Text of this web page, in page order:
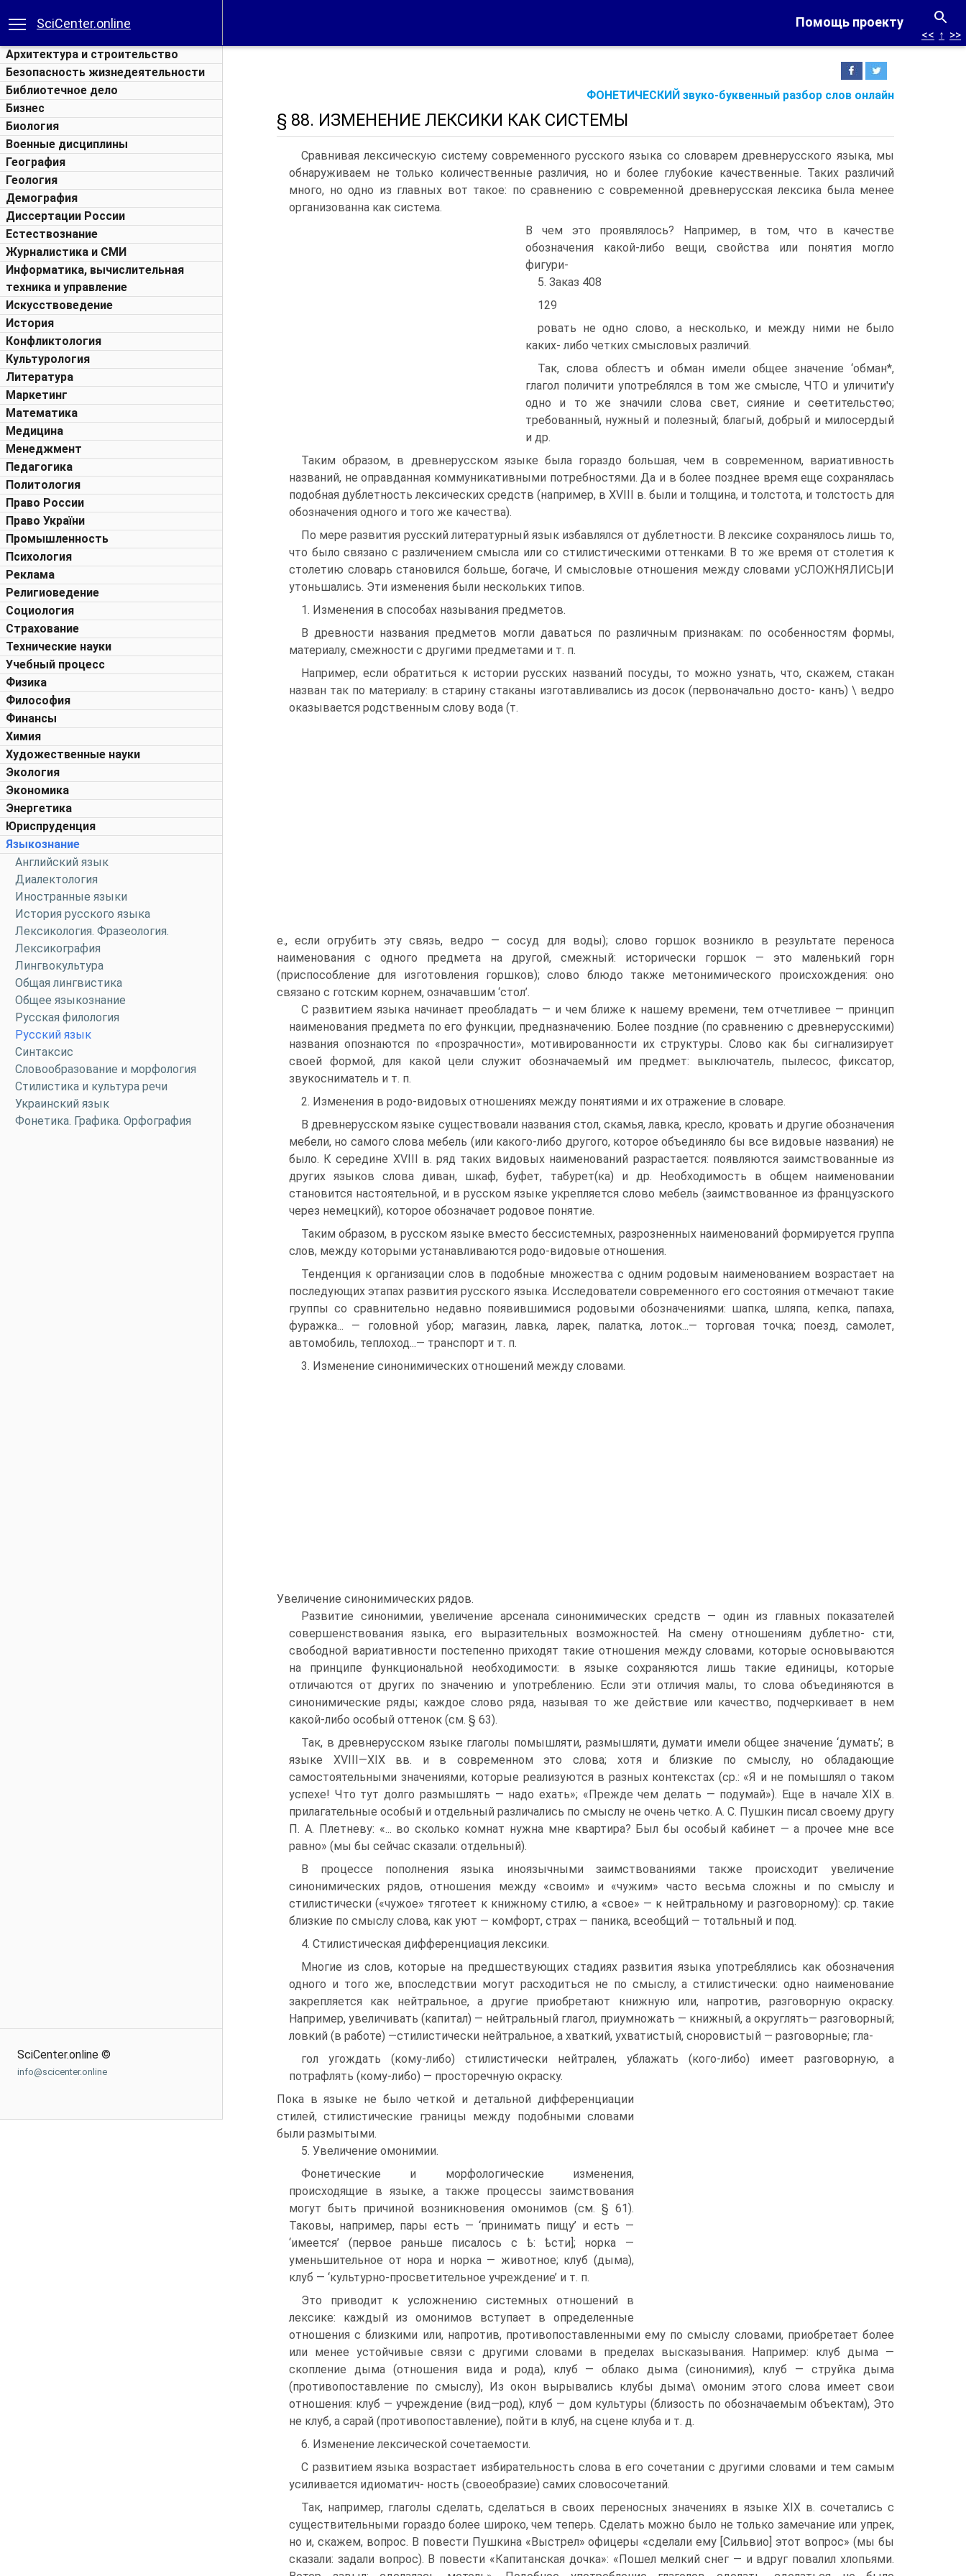
Помощь проекту
SciCenter.online
Архитектура и строительство
Безопасность жизнедеятельности
Библиотечное дело
Бизнес
Биология
Военные дисциплины
География
Геология
Демография
Диссертации России
Естествознание
Журналистика и СМИ
Информатика, вычислительная
техника и управление
Искусствоведение
История
Конфликтология
Культурология
Литература
Маркетинг
Математика
Медицина
Менеджмент
Педагогика
Политология
Право России
Право України
Промышленность
Психология
Реклама
Религиоведение
Социология
Страхование
Технические науки
Учебный процесс
Физика
Философия
Финансы
Химия
Художественные науки
Экология
Экономика
Энергетика
Юриспруденция
Языкознание
Английский язык
Диалектология
Иностранные языки
История русского языка
Лексикология. Фразеология.
Лексикография
Лингвокультура
Общая лингвистика
Общее языкознание
Русская филология
Русский язык
Синтаксис
Словообразование и морфология
Стилистика и культура речи
Украинский язык
Фонетика. Графика. Орфография
SciCenter.online ©
info@scicenter.online
ФОНЕТИЧЕСКИЙ звуко-буквенный разбор слов онлайн
<< ↑ >>
§ 88. ИЗМЕНЕНИЕ ЛЕКСИКИ КАК СИСТЕМЫ
Сравнивая лексическую систему современного русского языка со словарем древнерусского языка, мы
обнаруживаем не только количественные различия, но и более глубокие качественные. Таких различий
много, но одно из главных вот такое: по сравнению с современной древнерусская лексика была менее
организованна как система.
В чем это проявлялось? Например, в том, что в качестве
обозначения какой-либо вещи, свойства или понятия могло
фигури-
5. Заказ 408
129
ровать не одно слово, а несколько, и между ними не было
каких- либо четких смысловых различий.
Так, слова облестъ и обман имели общее значение ‘обман*,
глагол поличити употреблялся в том же смысле, ЧТО и уличити'у
одно и то же значили слова свет, сияние и сѳетительстѳо;
требованный, нужный и полезный; благый, добрый и милосердый
и др.
Таким образом, в древнерусском языке была гораздо большая, чем в современном, вариативность
названий, не оправданная коммуникативными потребностями. Да и в более позднее время еще сохранялась
подобная дублетность лексических средств (например, в XVIII в. были и толщина, и толстота, и толстость для
обозначения одного и того же качества).
По мере развития русский литературный язык избавлялся от дублетности. В лексике сохранялось лишь то,
что было связано с различением смысла или со стилистическими оттенками. В то же время от столетия к
столетию словарь становился больше, богаче, И смысловые отношения между словами уСЛОЖНЯЛИСЬ|И
утоньшались. Эти изменения были нескольких типов.
1. Изменения в способах называния предметов.
В древности названия предметов могли даваться по различным признакам: по особенностям формы,
материалу, смежности с другими предметами и т. п.
Например, если обратиться к истории русских названий посуды, то можно узнать, что, скажем, стакан
назван так по материалу: в старину стаканы изготавливались из досок (первоначально досто- канъ) \ ведро
оказывается родственным слову вода (т.
е., если огрубить эту связь, ведро — сосуд для воды); слово горшок возникло в результате переноса
наименования с одного предмета на другой, смежный: исторически горшок — это маленький горн
(приспособление для изготовления горшков); слово блюдо также метонимического происхождения: оно
связано с готским корнем, означавшим ‘стол’.
С развитием языка начинает преобладать — и чем ближе к нашему времени, тем отчетливее — принцип
наименования предмета по его функции, предназначению. Более поздние (по сравнению с древнерусскими)
названия опознаются по «прозрачности», мотивированности их структуры. Слово как бы сигнализирует
своей формой, для какой цели служит обозначаемый им предмет: выключатель, пылесос, фиксатор,
звукосниматель и т. п.
2. Изменения в родо-видовых отношениях между понятиями и их отражение в словаре.
В древнерусском языке существовали названия стол, скамья, лавка, кресло, кровать и другие обозначения
мебели, но самого слова мебель (или какого-либо другого, которое объединяло бы все видовые названия) не
было. К середине XVIII в. ряд таких видовых наименований разрастается: появляются заимствованные из
других языков слова диван, шкаф, буфет, табурет(ка) и др. Необходимость в общем наименовании
становится настоятельной, и в русском языке укрепляется слово мебель (заимствованное из французского
через немецкий), которое обозначает родовое понятие.
Таким образом, в русском языке вместо бессистемных, разрозненных наименований формируется группа
слов, между которыми устанавливаются родо-видовые отношения.
Тенденция к организации слов в подобные множества с одним родовым наименованием возрастает на
последующих этапах развития русского языка. Исследователи современного его состояния отмечают такие
группы со сравнительно недавно появившимися родовыми обозначениями: шапка, шляпа, кепка, папаха,
фуражка... — головной убор; магазин, лавка, ларек, палатка, лоток...— торговая точка; поезд, самолет,
автомобиль, теплоход...— транспорт и т. п.
3. Изменение синонимических отношений между словами.
Увеличение синонимических рядов.
Развитие синонимии, увеличение арсенала синонимических средств — один из главных показателей
совершенствования языка, его выразительных возможностей. На смену отношениям дублетно- сти,
свободной вариативности постепенно приходят такие отношения между словами, которые основываются
на принципе функциональной необходимости: в языке сохраняются лишь такие единицы, которые
отличаются от других по значению и употреблению. Если эти отличия малы, то слова объединяются в
синонимические ряды; каждое слово ряда, называя то же действие или качество, подчеркивает в нем
какой-либо особый оттенок (см. § 63).
Так, в древнерусском языке глаголы помышляти, размышляти, думати имели общее значение ‘думать’; в
языке XVIII—XIX вв. и в современном это слова; хотя и близкие по смыслу, но обладающие
самостоятельными значениями, которые реализуются в разных контекстах (ср.: «Я и не помышлял о таком
успехе! Что тут долго размышлять — надо ехать»; «Прежде чем делать — подумай»). Еще в начале XIX в.
прилагательные особый и отдельный различались по смыслу не очень четко. А. С. Пушкин писал своему другу
П. А. Плетневу: «... во сколько комнат нужна мне квартира? Был бы особый кабинет — а прочее мне все
равно» (мы бы сейчас сказали: отдельный).
В процессе пополнения языка иноязычными заимствованиями также происходит увеличение
синонимических рядов, отношения между «своим» и «чужим» часто весьма сложны и по смыслу и
стилистически («чужое» тяготеет к книжному стилю, а «свое» — к нейтральному и разговорному): ср. такие
близкие по смыслу слова, как уют — комфорт, страх — паника, всеобщий — тотальный и под.
4. Стилистическая дифференциация лексики.
Многие из слов, которые на предшествующих стадиях развития языка употреблялись как обозначения
одного и того же, впоследствии могут расходиться не по смыслу, а стилистически: одно наименование
закрепляется как нейтральное, а другие приобретают книжную или, напротив, разговорную окраску.
Например, увеличивать (капитал) — нейтральный глагол, приумножать — книжный, а округлять— разговорный;
ловкий (в работе) —стилистически нейтральное, а хваткий, ухватистый, сноровистый — разговорные; гла-
гол угождать (кому-либо) стилистически нейтрален, ублажать (кого-либо) имеет разговорную, а
потрафлять (кому-либо) — просторечную окраску.
Пока в языке не было четкой и детальной дифференциации
стилей, стилистические границы между подобными словами
были размытыми.
5. Увеличение омонимии.
Фонетические и морфологические изменения,
происходящие в языке, а также процессы заимствования
могут быть причиной возникновения омонимов (см. § 61).
Таковы, например, пары есть — ‘принимать пищу’ и есть —
‘имеется’ (первое раньше писалось с ѣ: ѣсти]; норка —
уменьшительное от нора и норка — животное; клуб (дыма),
клуб — ‘культурно-просветительное учреждение’ и т. п.
Это приводит к усложнению системных отношений в
лексике: каждый из омонимов вступает в определенные
отношения с близкими или, напротив, противопоставленными ему по смыслу словами, приобретает более
или менее устойчивые связи с другими словами в пределах высказывания. Например: клуб дыма —
скопление дыма (отношения вида и рода), клуб — облако дыма (синонимия), клуб — струйка дыма
(противопоставление по смыслу), Из окон вырывались клубы дыма\ омоним этого слова имеет свои
отношения: клуб — учреждение (вид—род), клуб — дом культуры (близость по обозначаемым объектам), Это
не клуб, а сарай (противопоставление), пойти в клуб, на сцене клуба и т. д.
6. Изменение лексической сочетаемости.
С развитием языка возрастает избирательность слова в его сочетании с другими словами и тем самым
усиливается идиоматич- ность (своеобразие) самих словосочетаний.
Так, например, глаголы сделать, сделаться в своих переносных значениях в языке XIX в. сочетались с
существительными гораздо более широко, чем теперь. Сделать можно было не только замечание или упрек,
но и, скажем, вопрос. В повести Пушкина «Выстрел» офицеры «сделали ему [Сильвио] этот вопрос» (мы бы
сказали: задали вопрос). В повести «Капитанская дочка»: «Пошел мелкий снег — и вдруг повалил хлопьями.